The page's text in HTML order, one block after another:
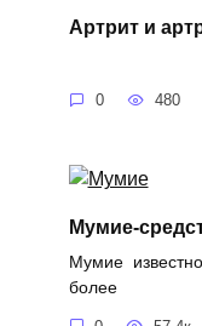
Артрит и
0 480
Мумие-
Мумие
более